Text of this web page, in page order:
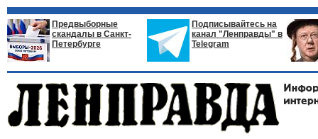
Предвыборные
скандалы в Санкт-
Петербурге
Подписывайтесь на
канал "Ленправды" в
Telegram